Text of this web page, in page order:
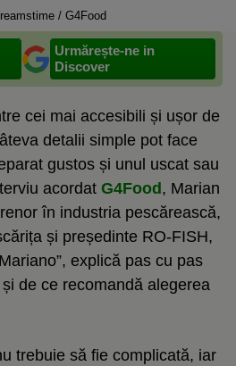
/ G4Food
Urmărește-ne in
Discover
cei mai accesibili și ușor de
detalii simple pot face
gustos și unul uscat sau
acordat G4Food , Marian
în industria pescărească,
și președinte RO-FISH,
explică pas cu pas
de ce recomandă alegerea
trebuie să fie complicată, iar